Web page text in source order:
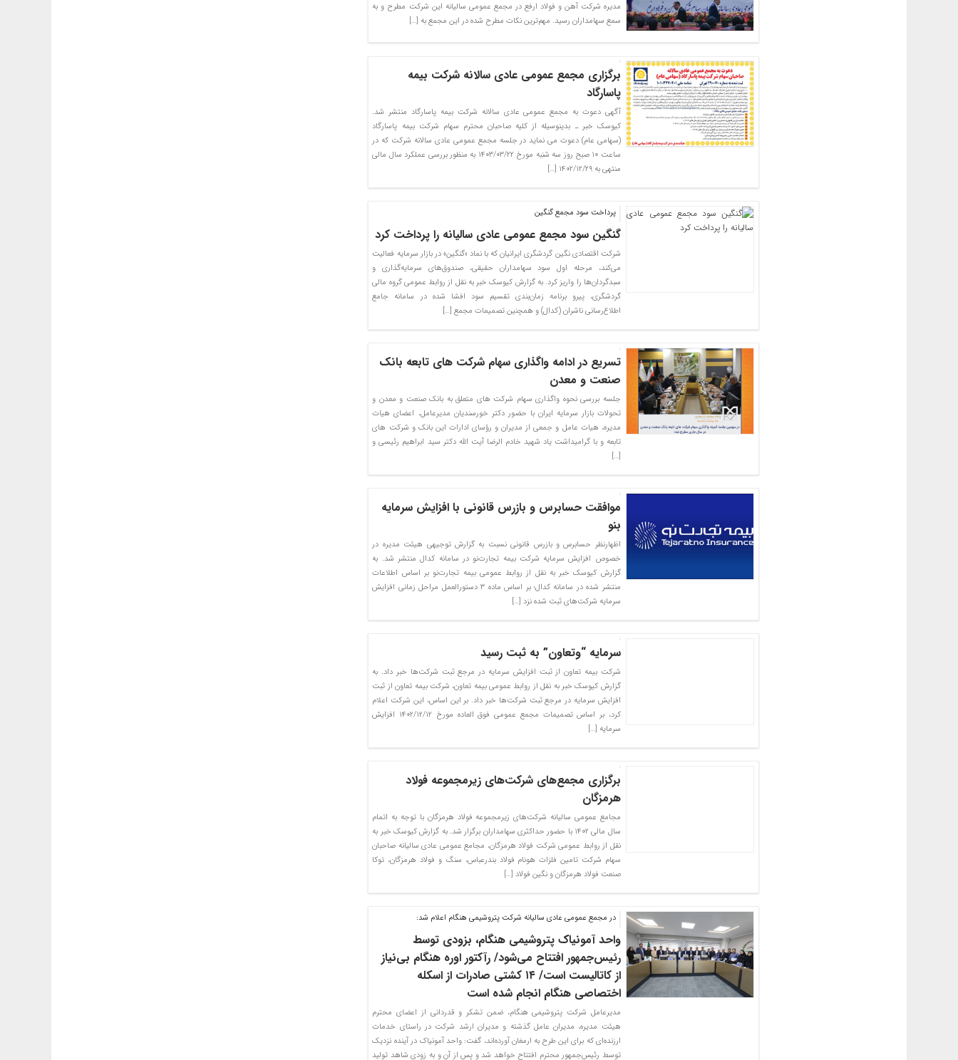
مدیره شرکت آهن و فولاد ارفع در مجمع عمومی سالیانه این شرکت مطرح و به
سمع سهامداران رسید. مهم‌ترین نکات مطرح شده در این مجمع به […]
برگزاری مجمع عمومی عادی سالانه شرکت بیمه
پاسارگاد
آگهی دعوت به مجمع عمومی عادی سالانه شرکت بیمه پاسارگاد منتشر شد.
کیوسک خبر ـ بدین­وسیله از کلیه صاحبان محترم سهام شرکت بیمه پاسارگاد
(سهامی عام) دعوت می­ نماید در جلسه مجمع عمومی عادی سالانه شرکت که در
ساعت ۱۰ صبح روز سه­ شنبه مورخ ۱۴۰۳/۰۳/۲۲ به منظور بررسی عملکرد سال مالی
منتهی به ۱۴۰۲/۱۲/۲۹ […]
پرداخت سود مجمع گنگین
گنگین سود مجمع عمومی عادی سالیانه را پرداخت کرد
شرکت اقتصادی نگین گردشگری ایرانیان که با نماد «گنگین» در بازار سرمایه فعالیت
می‌کند، مرحله اول سود سهامداران حقیقی، صندوق‌های سرمایه‌گذاری و
سبدگردان‌ها را واریز کرد. به گزارش کیوسک خبر به نقل از روابط عمومی گروه مالی
گردشگری، پیرو برنامه زمان‌بندی تقسیم سود افشا شده در سامانه جامع
اطلاع‌رسانی ناشران (کدال) و همچنین تصمیمات مجمع […]
تسریع در ادامه واگذاری سهام شرکت های تابعه بانک
صنعت و معدن
جلسه بررسی نحوه واگذاری سهام شرکت های متعلق به بانک صنعت و معدن و
تحولات بازار سرمایه ایران با حضور دکتر خورسندیان مدیرعامل، اعضای هیات
مدیره، هیات عامل و جمعی از مدیران و رؤسای ادارات این بانک و شرکت های
تابعه و با گرامیداشت یاد شهید خادم الرضا آیت الله دکتر سید ابراهیم رئیسی و
[…]
موافقت حسابرس و بازرس قانونی با افزایش سرمایه
بنو
اظهارنظر حسابرس و بازرس قانونی نسبت به گزارش توجیهی هیئت مدیره در
خصوص افزایش سرمایه شرکت بیمه تجارت‌نو در سامانه کدال منتشر شد. به
گزارش کیوسک خبر به نقل از روابط عمومی بیمه تجارت‌نو بر اساس اطلاعات
منتشر شده در سامانه کدال؛ بر اساس ماده ۳ دستورالعمل مراحل زمانی افزایش
سرمایه شرکت‌های ثبت شده نزد […]
سرمایه “وتعاون” به ثبت رسید
شرکت بیمه تعاون از ثبت افزایش سرمایه در مرجع ثبت شرکت‌ها خبر داد. به
گزارش کیوسک خبر به نقل از روابط عمومی بیمه تعاون، شرکت بیمه تعاون از ثبت
افزایش سرمایه در مرجع ثبت شرکت‌ها خبر داد. بر این اساس، این شرکت اعلام
کرد، بر اساس تصمیمات مجمع عمومی فوق العاده مورخ ۱۴۰۲/۱۲/۱۲ افزایش
سرمایه […]
برگزاری مجمع‌های شرکت‌های زیرمجموعه فولاد
هرمزگان
مجامع عمومی سالیانه شرکت‌های زیرمجموعه فولاد هرمزگان با توجه به اتمام
سال مالی ۱۴۰۲ با حضور حداکثری سهامداران برگزار شد. به گزارش کیوسک خبر به
نقل از روابط عمومی شرکت فولاد هرمزگان، مجامع عمومی عادی سالیانه صاحبان
سهام شرکت تامین فلزات هونام فولاد بندرعباس، سنگ و فولاد هرمزگان، توکا
صنعت فولاد هرمزگان و نگین فولاد […]
در مجمع عمومی عادی سالیانه شرکت پتروشیمی هنگام اعلام شد:
واحد آمونیاک پتروشیمی هنگام، بزودی توسط
رئیس‌جمهور افتتاح می‌شود/ رآکتور اوره هنگام بی‌نیاز
از کاتالیست است/ ۱۴ کشتی صادرات از اسکله
اختصاصی هنگام انجام شده است
مدیرعامل شرکت پتروشیمی هنگام، ضمن تشکر و قدردانی از اعضای محترم
هیئت مدیره، مدیران عامل گذشته و مدیران ارشد شرکت در راستای خدمات
ارزنده‌ای که برای این طرح به ارمغان آورده‌اند، گفت: واحد آمونیاک در آینده نزدیک
توسط رئیس‌جمهور محترم افتتاح خواهد شد و پس از آن و به زودی شاهد تولید